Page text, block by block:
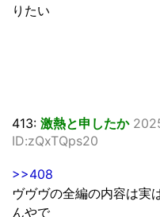
りたい
413: 激熱と申したか
ID:zQxTQps20
>>408
ヴヴヴの全編の内容は実
んやで